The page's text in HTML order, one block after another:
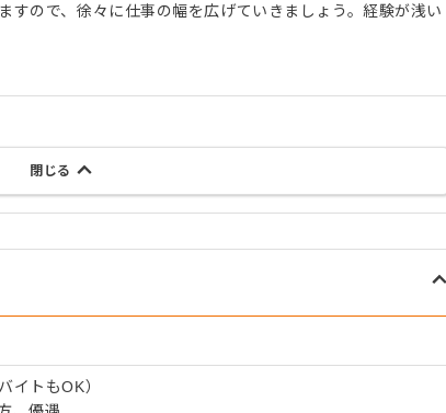
すので、徐々に仕事の幅を広げていきましょう。経験が浅い
閉じる
イトもOK）